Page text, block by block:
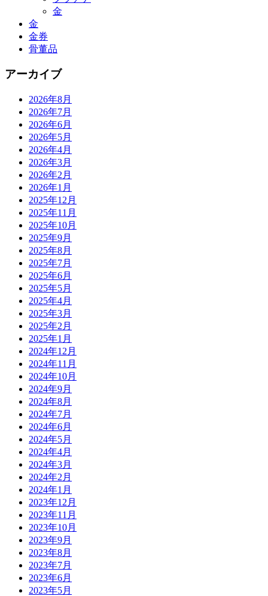
金
金
金券
骨董品
アーカイブ
2026年8月
2026年7月
2026年6月
2026年5月
2026年4月
2026年3月
2026年2月
2026年1月
2025年12月
2025年11月
2025年10月
2025年9月
2025年8月
2025年7月
2025年6月
2025年5月
2025年4月
2025年3月
2025年2月
2025年1月
2024年12月
2024年11月
2024年10月
2024年9月
2024年8月
2024年7月
2024年6月
2024年5月
2024年4月
2024年3月
2024年2月
2024年1月
2023年12月
2023年11月
2023年10月
2023年9月
2023年8月
2023年7月
2023年6月
2023年5月